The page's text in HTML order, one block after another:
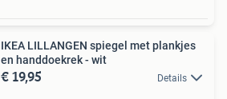
IKEA LILLANGEN spiegel met plankjes
en handdoekrek - wit
€ 19,95 Details